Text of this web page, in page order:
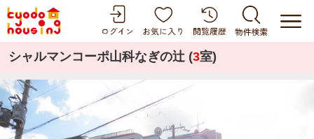
シャルマンコーポ山科なぎの辻 (3室)